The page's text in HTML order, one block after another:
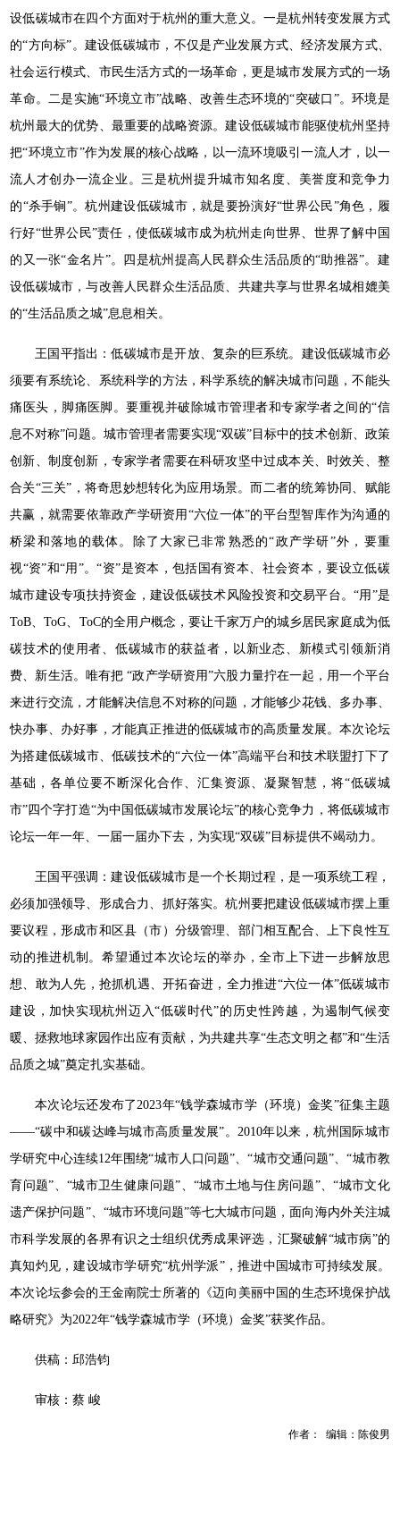
设低碳城市在四个方面对于杭州的重大意义。一是杭州转变发展方式
的“方向标”。建设低碳城市，不仅是产业发展方式、经济发展方式、
社会运行模式、市民生活方式的一场革命，更是城市发展方式的一场
革命。二是实施“环境立市”战略、改善生态环境的“突破口”。环境是
杭州最大的优势、最重要的战略资源。建设低碳城市能驱使杭州坚持
把“环境立市”作为发展的核心战略，以一流环境吸引一流人才，以一
流人才创办一流企业。三是杭州提升城市知名度、美誉度和竞争力
的“杀手锏”。杭州建设低碳城市，就是要扮演好“世界公民”角色，履
行好“世界公民”责任，使低碳城市成为杭州走向世界、世界了解中国
的又一张“金名片”。四是杭州提高人民群众生活品质的“助推器”。建
设低碳城市，与改善人民群众生活品质、共建共享与世界名城相媲美
的“生活品质之城”息息相关。
王国平指出：低碳城市是开放、复杂的巨系统。建设低碳城市必
须要有系统论、系统科学的方法，科学系统的解决城市问题，不能头
痛医头，脚痛医脚。要重视并破除城市管理者和专家学者之间的“信
息不对称”问题。城市管理者需要实现“双碳”目标中的技术创新、政策
创新、制度创新，专家学者需要在科研攻坚中过成本关、时效关、整
合关“三关”，将奇思妙想转化为应用场景。而二者的统筹协同、赋能
共赢，就需要依靠政产学研资用“六位一体”的平台型智库作为沟通的
桥梁和落地的载体。除了大家已非常熟悉的“政产学研”外，要重
视“资”和“用”。“资”是资本，包括国有资本、社会资本，要设立低碳
城市建设专项扶持资金，建设低碳技术风险投资和交易平台。“用”是
ToB、ToG、ToC的全用户概念，要让千家万户的城乡居民家庭成为低
碳技术的使用者、低碳城市的获益者，以新业态、新模式引领新消
费、新生活。唯有把 “政产学研资用”六股力量拧在一起，用一个平台
来进行交流，才能解决信息不对称的问题，才能够少花钱、多办事、
快办事、办好事，才能真正推进的低碳城市的高质量发展。本次论坛
为搭建低碳城市、低碳技术的“六位一体”高端平台和技术联盟打下了
基础，各单位要不断深化合作、汇集资源、凝聚智慧，将“低碳城
市”四个字打造“为中国低碳城市发展论坛”的核心竞争力，将低碳城市
论坛一年一年、一届一届办下去，为实现“双碳”目标提供不竭动力。
王国平强调：建设低碳城市是一个长期过程，是一项系统工程，
必须加强领导、形成合力、抓好落实。杭州要把建设低碳城市摆上重
要议程，形成市和区县（市）分级管理、部门相互配合、上下良性互
动的推进机制。希望通过本次论坛的举办，全市上下进一步解放思
想、敢为人先，抢抓机遇、开拓奋进，全力推进“六位一体”低碳城市
建设，加快实现杭州迈入“低碳时代”的历史性跨越，为遏制气候变
暖、拯救地球家园作出应有贡献，为共建共享“生态文明之都”和“生活
品质之城”奠定扎实基础。
本次论坛还发布了2023年“钱学森城市学（环境）金奖”征集主题
——“碳中和碳达峰与城市高质量发展”。2010年以来，杭州国际城市
学研究中心连续12年围绕“城市人口问题”、“城市交通问题”、“城市教
育问题”、“城市卫生健康问题”、“城市土地与住房问题”、“城市文化
遗产保护问题”、“城市环境问题”等七大城市问题，面向海内外关注城
市科学发展的各界有识之士组织优秀成果评选，汇聚破解“城市病”的
真知灼见，建设城市学研究“杭州学派”，推进中国城市可持续发展。
本次论坛参会的王金南院士所著的《迈向美丽中国的生态环境保护战
略研究》为2022年“钱学森城市学（环境）金奖”获奖作品。
供稿：邱浩钧
审核：蔡 峻
作者： 编辑：陈俊男